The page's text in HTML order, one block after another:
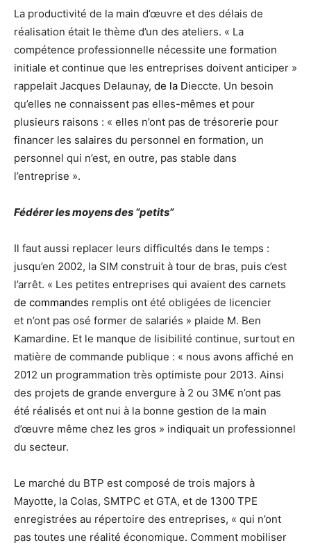
La productivité de la main d’œuvre et des délais de
réalisation était le thème d’un des ateliers. « La
compétence professionnelle nécessite une formation
initiale et continue que les entreprises doivent anticiper »
rappelait Jacques Delaunay, de la Dieccte. Un besoin
qu’elles ne connaissent pas elles-mêmes et pour
plusieurs raisons : « elles n’ont pas de trésorerie pour
financer les salaires du personnel en formation, un
personnel qui n’est, en outre, pas stable dans
l’entreprise ».
Fédérer les moyens des “petits”
Il faut aussi replacer leurs difficultés dans le temps :
jusqu’en 2002, la SIM construit à tour de bras, puis c’est
l’arrêt. « Les petites entreprises qui avaient des carnets
de commandes remplis ont été obligées de licencier
et n’ont pas osé former de salariés » plaide M. Ben
Kamardine. Et le manque de lisibilité continue, surtout en
matière de commande publique : « nous avons affiché en
2012 un programmation très optimiste pour 2013. Ainsi
des projets de grande envergure à 2 ou 3M€ n’ont pas
été réalisés et ont nui à la bonne gestion de la main
d’œuvre même chez les gros » indiquait un professionnel
du secteur.
Le marché du BTP est composé de trois majors à
Mayotte, la Colas, SMTPC et GTA, et de 1300 TPE
enregistrées au répertoire des entreprises, « qui n’ont
pas toutes une réalité économique. Comment mobiliser